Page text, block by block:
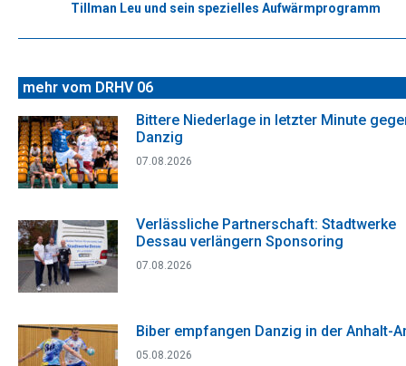
Nächster
Tillman Leu und sein spezielles Aufwärmprogramm
mehr vom DRHV 06
Bittere Niederlage in letzter Minute
Danzig
07.08.2026
Verlässliche Partnerschaft: Stadtwerke
Dessau verlängern Sponsoring
07.08.2026
Biber empfangen Danzig in der Anhalt-
05.08.2026